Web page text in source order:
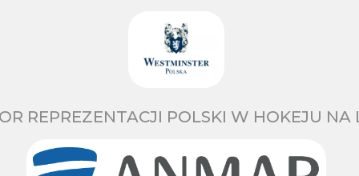
REPREZENTACJI POLSKI W HOKEJU NA